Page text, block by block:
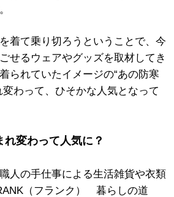
着て乗り切ろうということで、今
せるウェアやグッズを取材してき
られていたイメージの“あの防寒
わって、ひそかな人気となって
れ変わって人気に？
人の手仕事による生活雑貨や衣類
（フランク） 暮らしの道